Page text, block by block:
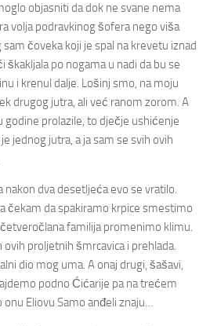
objasniti da dok ne svane nema
volja podravkinog šofera nego viša
sam čoveka koji je spal na krevetu iznad
škakljala po nogama u nadi da bu se
i krenul dalje. Lošinj smo, na moju
drugog jutra, ali već ranom zorom. A
godine prolazile, to dječje ushićenje
jednog jutra, a ja sam se svih ovih
dva desetljeća evo se vratilo.
čekam da spakiramo krpice smestimo
familija promenimo klimu.
proljetnih šmrcavica i prehlada.
dio mog uma. A onaj drugi, šašavi,
podno Ćićarije pa na trećem
Eliovu Samo anđeli znaju…